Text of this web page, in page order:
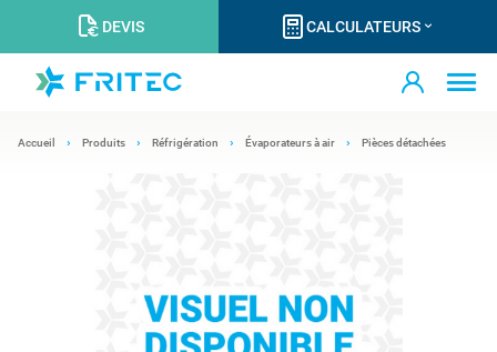
DEVIS CALCULATEURS
Accueil Produits Réfrigération Évaporateurs à air Pièces détachées